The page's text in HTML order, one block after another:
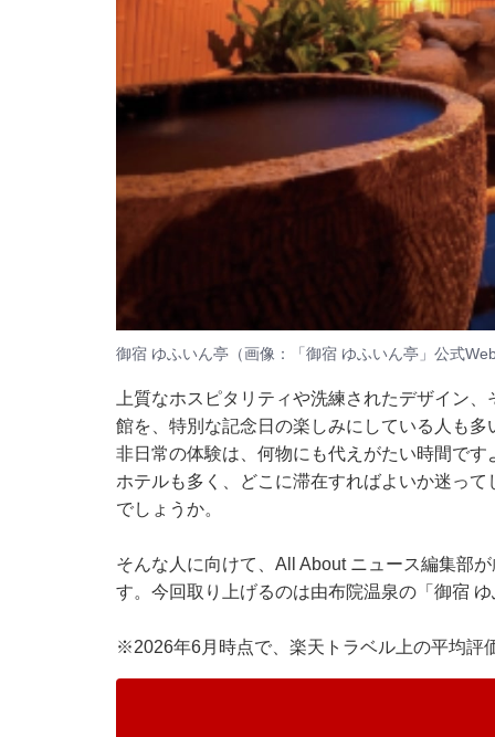
御宿 ゆふいん亭（画像：「御宿 ゆふいん亭」公式
上質なホスピタリティや洗練されたデザイン
館を、特別な記念日の楽しみにしている人も
非日常の体験は、何物にも代えがたい時間で
ホテルも多く、どこに滞在すればよいか迷っ
でしょうか。
そんな人に向けて、All About ニュース編集部
す。今回取り上げるのは由布院温泉の「御宿
※2026年6月時点で、楽天トラベル上の平均評